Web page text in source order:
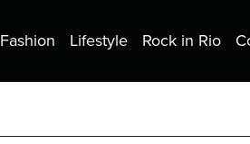
Fashion Lifestyle Rock in Rio